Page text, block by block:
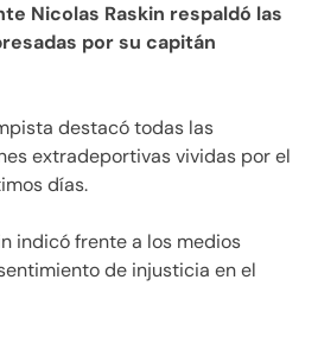
Nicolas Raskin respaldó las
por su capitán
destacó todas las
extradeportivas vividas por el
días.
indicó frente a los medios
de injusticia en el